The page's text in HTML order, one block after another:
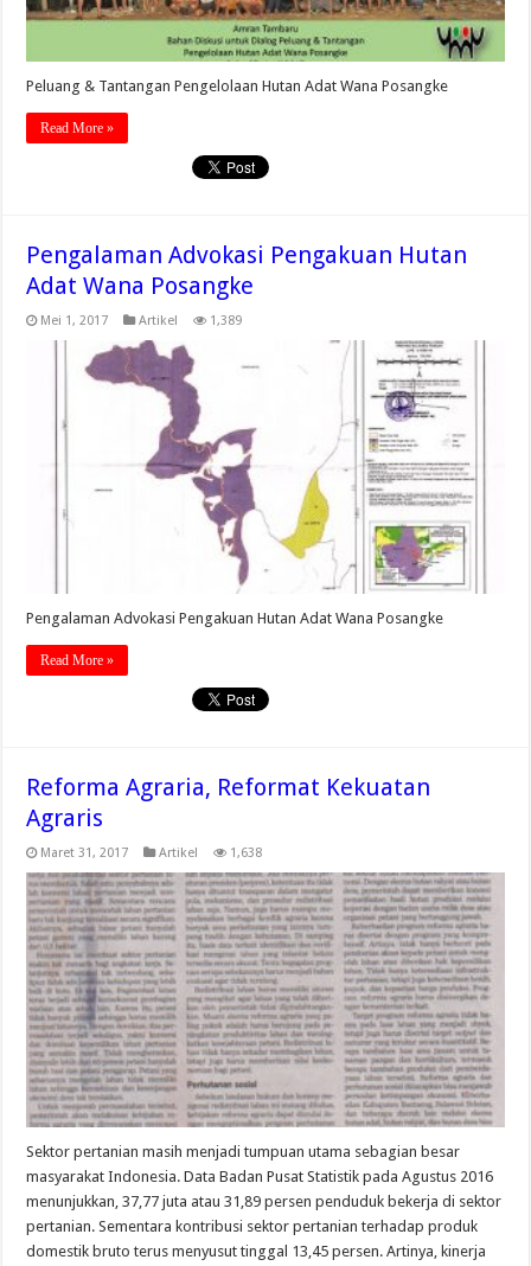
Peluang & Tantangan Pengelolaan Hutan Adat Wana Posangke
Read More »
Pengalaman Advokasi Pengakuan Hutan
Adat Wana Posangke
Mei 1, 2017 Artikel 1,389
Pengalaman Advokasi Pengakuan Hutan Adat Wana Posangke
Read More »
Reforma Agraria, Reformat Kekuatan
Agraris
Maret 31, 2017 Artikel 1,638
Sektor pertanian masih menjadi tumpuan utama sebagian besar
masyarakat Indonesia. Data Badan Pusat Statistik pada Agustus 2016
menunjukkan, 37,77 juta atau 31,89 persen penduduk bekerja di sektor
pertanian. Sementara kontribusi sektor pertanian terhadap produk
domestik bruto terus menyusut tinggal 13,45 persen. Artinya, kinerja